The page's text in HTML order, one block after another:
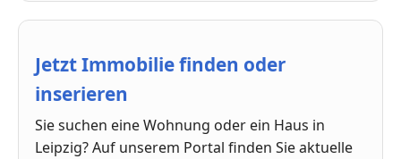
Jetzt Immobilie finden oder
inserieren
Sie suchen eine Wohnung oder ein Haus in
Leipzig? Auf unserem Portal finden Sie aktuelle